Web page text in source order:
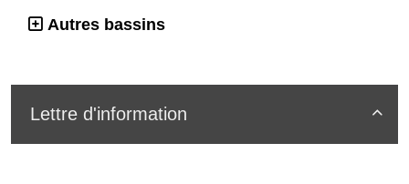
Autres bassins

Lettre d'information